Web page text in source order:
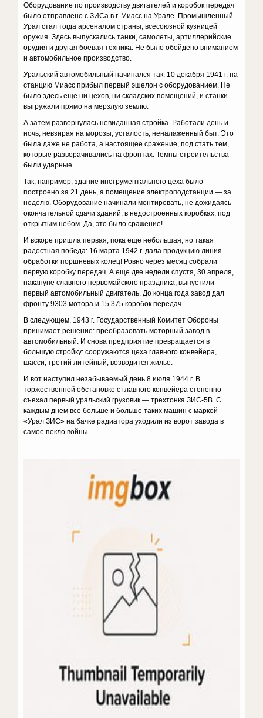
Оборудование по производству двигателей и коробок передач
было отправлено с ЗИСа в г. Миасс на Урале. Промышленный
Урал стал тогда арсеналом страны, всесоюзной кузницей
оружия. Здесь выпускались танки, самолеты, артиллерийские
орудия и другая боевая техника. Не было обойдено вниманием
и автомобильное производство.
Уральский автомобильный начинался так. 10 декабря 1941 г. на
станцию Миасс прибыл первый эшелон с оборудованием. Не
было здесь еще ни цехов, ни складских помещений, и станки
выгружали прямо на мерзлую землю.
А затем развернулась невиданная стройка. Работали день и
ночь, невзирая на морозы, усталость, неналаженный быт. Это
была даже не работа, а настоящее сражение, под стать тем,
которые разворачивались на фронтах. Темпы строительства
были ударные.
Так, например, здание инструментального цеха было
построено за 21 день, а помещение электроподстанции — за
неделю. Оборудование начинали монтировать, не дожидаясь
окончательной сдачи зданий, в недостроенных коробках, под
открытым небом. Да, это было сражение!
И вскоре пришла первая, пока еще небольшая, но такая
радостная победа: 16 марта 1942 г. дала продукцию линия
обработки поршневых колец! Ровно через месяц собрали
первую коробку передач. А еще две недели спустя, 30 апреля,
накануне славного первомайского праздника, выпустили
первый автомобильный двигатель. До конца года завод дал
фронту 9303 мотора и 15 375 коробок передач.
В следующем, 1943 г. Государственный Комитет Обороны
принимает решение: преобразовать моторный завод в
автомобильный. И снова предприятие превращается в
большую стройку: сооружаются цеха главного конвейера,
шасси, третий литейный, возводится жилье.
И вот наступил незабываемый день 8 июля 1944 г. В
торжественной обстановке с главного конвейера степенно
съехал первый уральский грузовик — трехтонка ЗИС-5В. С
каждым днем все больше и больше таких машин с маркой
«Урал ЗИС» на бачке радиатора уходили из ворот завода в
самое пекло войны.